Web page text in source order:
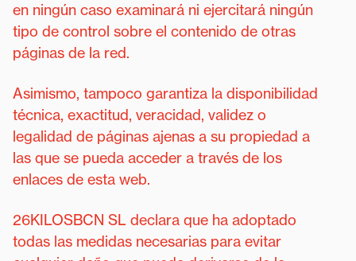
en ningún caso examinará ni ejercitará ningún
tipo de control sobre el contenido de otras
páginas de la red.
Asimismo, tampoco garantiza la disponibilidad
técnica, exactitud, veracidad, validez o
legalidad de páginas ajenas a su propiedad a
las que se pueda acceder a través de los
enlaces de esta web.
26KILOSBCN SL declara que ha adoptado
todas las medidas necesarias para evitar